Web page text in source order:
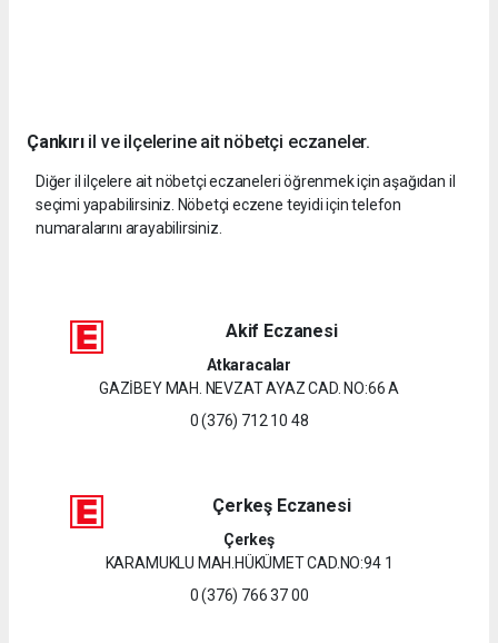
Çankırıil ve ilçelerine ait nöbetçi eczaneler.
Diğer il ilçelere ait nöbetçi eczaneleri öğrenmek için aşağıdan il
seçimi yapabilirsiniz. Nöbetçi eczene teyidi için telefon
numaralarını arayabilirsiniz.
Akif Eczanesi
Atkaracalar
GAZİBEY MAH. NEVZAT AYAZ CAD. NO:66 A
0 (376) 712 10 48
Çerkeş Eczanesi
Çerkeş
KARAMUKLU MAH.HÜKÜMET CAD.NO:94 1
0 (376) 766 37 00